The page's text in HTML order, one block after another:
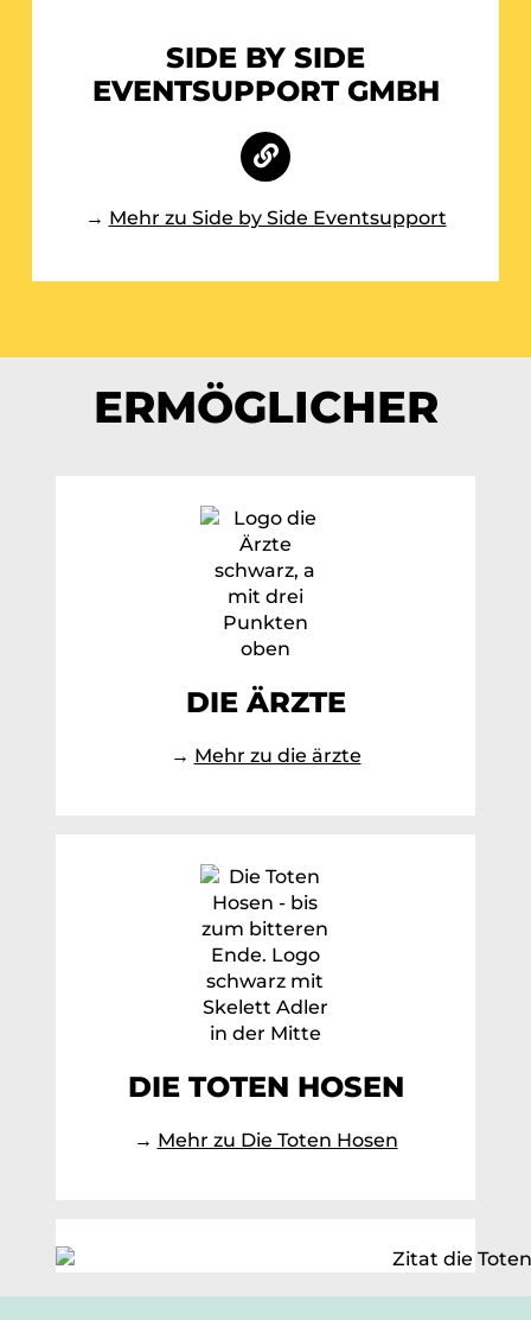
SIDE BY SIDE
EVENTSUPPORT GMBH
→ Mehr zu Side by Side Eventsupport
ERMÖGLICHER
DIE ÄRZTE
→ Mehr zu die ärzte
DIE TOTEN HOSEN
→ Mehr zu Die Toten Hosen